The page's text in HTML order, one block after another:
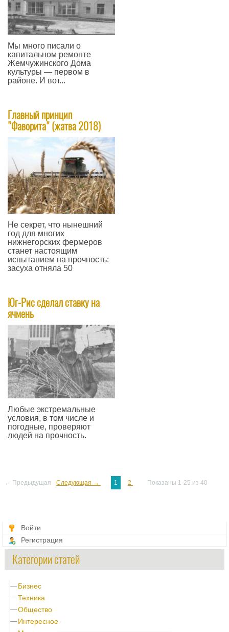
Мы много писали о
капитальном ремонте
Жемчужинского Дома
культуры — первом в
районе. И вот...
Главный принцип
"Фаворита" (жатва 2018)
Не секрет, что нынешний
год для многих
нижнегорских фермеров
станет настоящим
испытанием на прочность:
засуха отняла 50
Юг-Рис сделал ставку на
ячмень
Любые экстремальные
условия, в том числе и
погодные, проверяют
людей на прочность.
← Предыдущая Следующая → 1 2 Показаны 1-25 из 40
Войти
Регистрация
Категории статей
Бизнес
Техника
Общество
Интересное